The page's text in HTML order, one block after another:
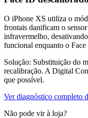
O iPhone XS utiliza o
frontais danificam o
infravermelho,
funcional enquanto o
Solução: Substituição do
recalibração. A Digital
que possível.
Ver diagnóstico completo
Não pode vir à loja?